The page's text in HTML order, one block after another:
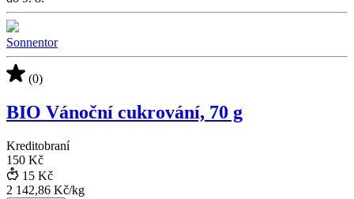
Sonnentor
(0)
BIO Vánoční cukrování, 70 g
Kreditobraní
150 Kč
15 Kč
2 142,86 Kč/kg